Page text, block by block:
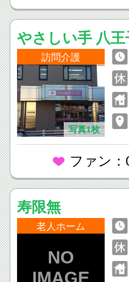
やさしい手 八
訪問介護
写真1枚
ファン：
寿限無
老人ホーム